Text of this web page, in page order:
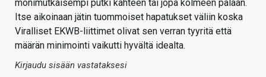
monimutkaisempi putki kahteen tai jopa kolmeen palaan.
Itse aikoinaan jätin tuommoiset hapatukset väliin koska
Viralliset EKWB-liittimet olivat sen verran tyyritä että
määrän minimointi vaikutti hyvältä idealta.
Kirjaudu sisään vastataksesi